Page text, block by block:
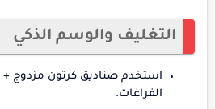
التغليف والوسم الذكي
استخدم صناديق كرتون مزدوج
الفراغات.